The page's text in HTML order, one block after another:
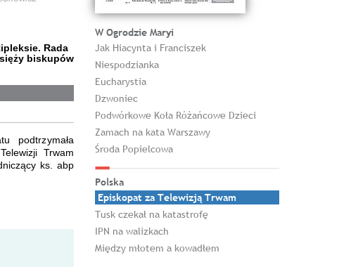
Rada
biskupów
podtrzymała
Trwam
ks. abp
W Ogrodzie Maryi
Jak Hiacynta i Franciszek
Niespodzianka
Eucharystia
Dzwoniec
Podwórkowe Koła Różańcowe Dzieci
Zamach na kata Warszawy
Środa Popielcowa
Polska
Episkopat za Telewizją Trwam
Tusk czekał na katastrofę
IPN na walizkach
Między młotem a kowadłem